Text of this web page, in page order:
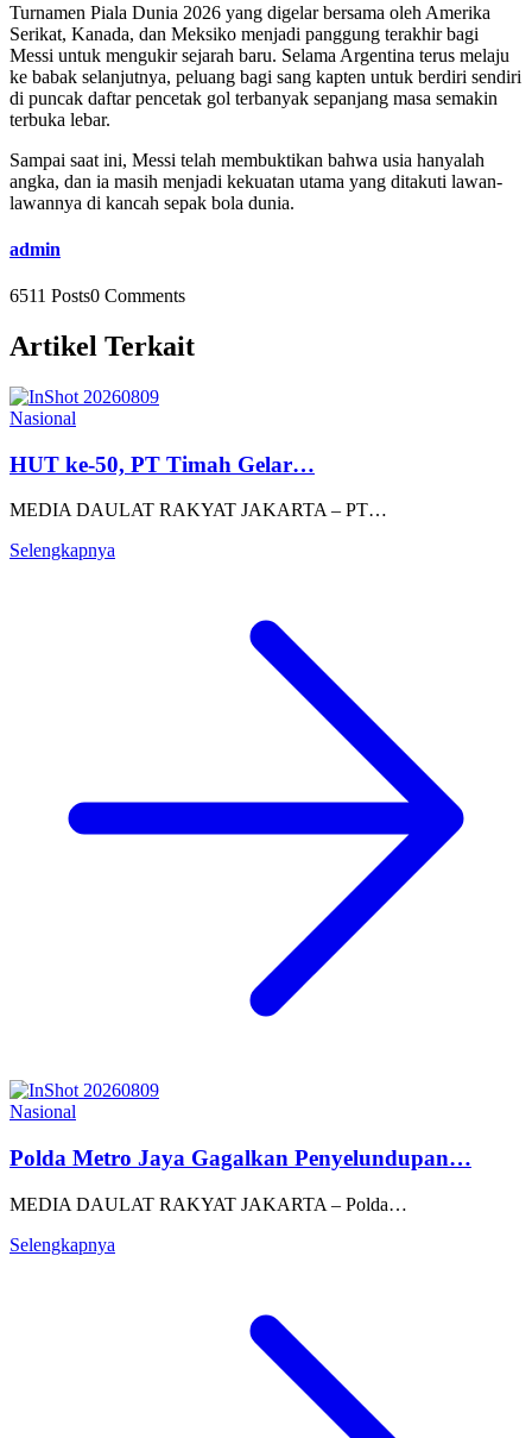
Turnamen Piala Dunia 2026 yang digelar bersama oleh Amerika
Serikat, Kanada, dan Meksiko menjadi panggung terakhir bagi
Messi untuk mengukir sejarah baru. Selama Argentina terus melaju
ke babak selanjutnya, peluang bagi sang kapten untuk berdiri sendiri
di puncak daftar pencetak gol terbanyak sepanjang masa semakin
terbuka lebar.
Sampai saat ini, Messi telah membuktikan bahwa usia hanyalah
angka, dan ia masih menjadi kekuatan utama yang ditakuti lawan-
lawannya di kancah sepak bola dunia.
admin
6511 Posts0 Comments
Artikel Terkait
Nasional
HUT ke-50, PT Timah Gelar…
MEDIA DAULAT RAKYAT JAKARTA – PT…
Selengkapnya
Nasional
Polda Metro Jaya Gagalkan Penyelundupan…
MEDIA DAULAT RAKYAT JAKARTA – Polda…
Selengkapnya